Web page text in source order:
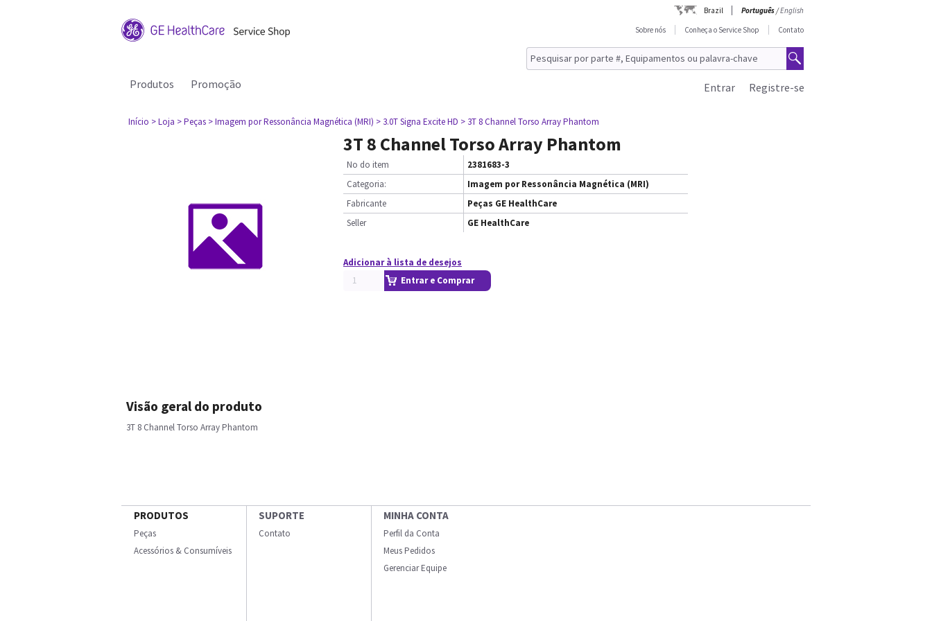
Brazil Português/English
Sobre nós
Conheça o Service Shop Contato
Produtos Promoção Registre-se
Entrar
Início > Loja > Peças > Imagem por Ressonância Magnética (MRI) > 3.0T Signa Excite HD > 3T 8 Channel Torso Array Phantom
3T 8 Channel Torso Array Phantom
No do item
2381683-3
Categoria:
Imagem por Ressonância Magnética (MRI)
Fabricante
Peças GE HealthCare
Seller
GE HealthCare
Adicionar à lista de desejos
Entrar e Comprar
Visão geral do produto
3T 8 Channel Torso Array Phantom
PRODUTOS
Peças
Acessórios & Consumíveis
SUPORTE
Contato
MINHA CONTA
Perfil da Conta
Meus Pedidos
Gerenciar Equipe